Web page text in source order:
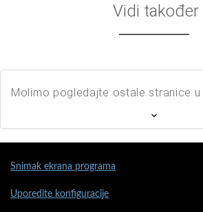
Vidi također
Molimo pogledajte ostale stranice u
Snimak ekrana programa
Uporedite konfiguracije